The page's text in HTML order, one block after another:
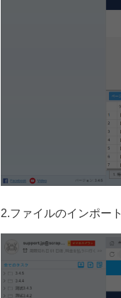
2.ファイルのインポート